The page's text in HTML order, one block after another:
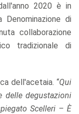
2020 è in
di
collaborazione
tradizionale di
dell'acetaia. “Qui
delle degustazioni
Scelleri – È